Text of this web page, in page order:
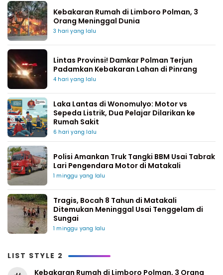
Kebakaran Rumah di Limboro Polman, 3
Orang Meninggal Dunia
3 hari yang lalu
Lintas Provinsi! Damkar Polman Terjun
Padamkan Kebakaran Lahan di Pinrang
4 hari yang lalu
Laka Lantas di Wonomulyo: Motor vs
Sepeda Listrik, Dua Pelajar Dilarikan ke
Rumah Sakit
6 hari yang lalu
Polisi Amankan Truk Tangki BBM Usai Tabrak
Lari Pengendara Motor di Matakali
1 minggu yang lalu
Tragis, Bocah 8 Tahun di Matakali
Ditemukan Meninggal Usai Tenggelam di
Sungai
1 minggu yang lalu
LIST STYLE 2
Kebakaran Rumah di Limboro Polman, 3 Orang